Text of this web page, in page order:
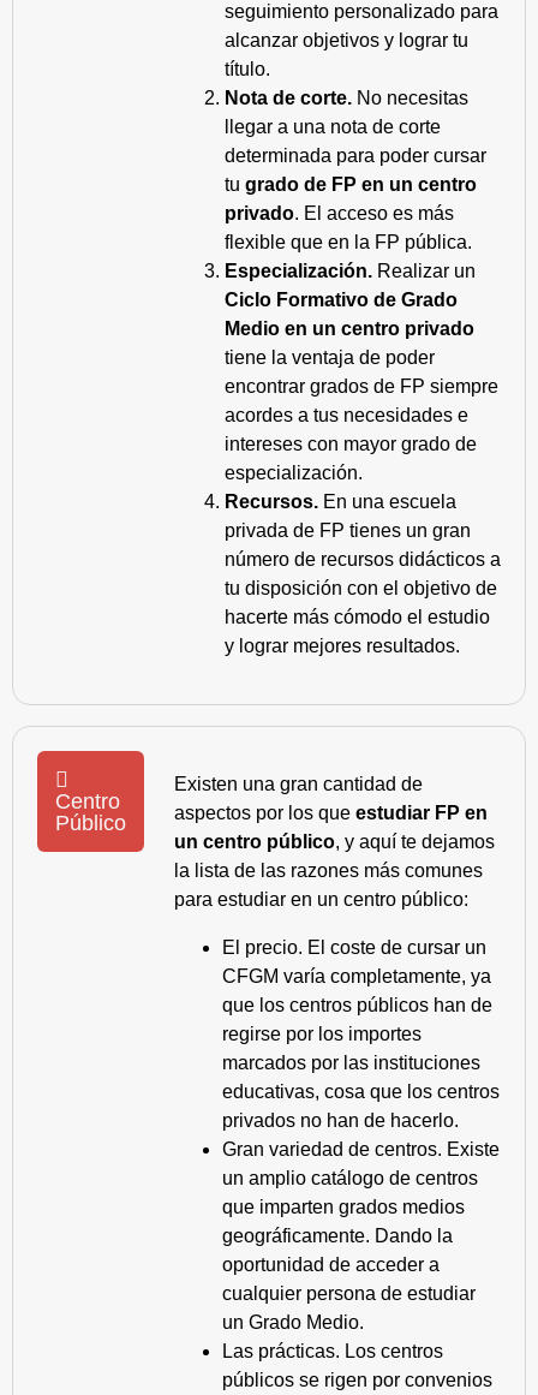
seguimiento personalizado para
alcanzar objetivos y lograr tu
título.
Nota de corte. No necesitas
llegar a una nota de corte
determinada para poder cursar
tu grado de FP en un centro
privado. El acceso es más
flexible que en la FP pública.
Especialización. Realizar un
Ciclo Formativo de Grado
Medio en un centro privado
tiene la ventaja de poder
encontrar grados de FP siempre
acordes a tus necesidades e
intereses con mayor grado de
especialización.
Recursos. En una escuela
privada de FP tienes un gran
número de recursos didácticos a
tu disposición con el objetivo de
hacerte más cómodo el estudio
y lograr mejores resultados.
Centro
Público
Existen una gran cantidad de
aspectos por los que estudiar FP en
un centro público, y aquí te dejamos
la lista de las razones más comunes
para estudiar en un centro público:
El precio. El coste de cursar un
CFGM varía completamente, ya
que los centros públicos han de
regirse por los importes
marcados por las instituciones
educativas, cosa que los centros
privados no han de hacerlo.
Gran variedad de centros. Existe
un amplio catálogo de centros
que imparten grados medios
geográficamente. Dando la
oportunidad de acceder a
cualquier persona de estudiar
un Grado Medio.
Las prácticas. Los centros
públicos se rigen por convenios